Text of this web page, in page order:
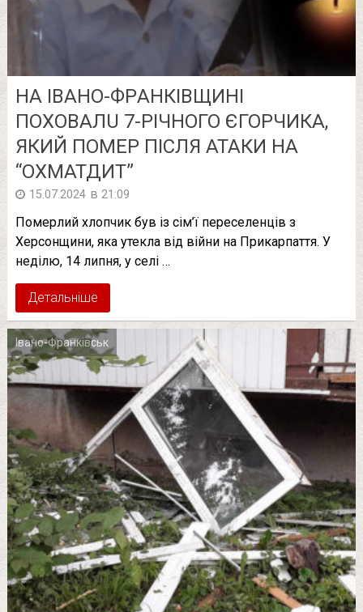
НА ІВАНО-ФPАНКІВЩИНІ
ПOХOВAЛU 7-PІЧНОГО ЄГОPЧИКА,
ЯКИЙ ПOМEР ПІCЛЯ АТАКИ НА
“ОXМАТДИТ”
15.07.2024 в 21:09
Померлий хлопчик був із сім’ї переселенців з
Херсонщини, яка утекла від війни на Прикарпаття. У
неділю, 14 липня, у селі …
Детальніше
Івано-Франківськ